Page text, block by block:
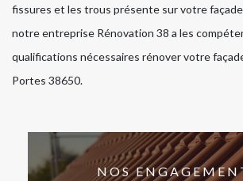
fissures et les trous présente sur votre
notre entreprise Rénovation 38 a les
qualifications nécessaires rénover votre
Portes 38650.
NOS